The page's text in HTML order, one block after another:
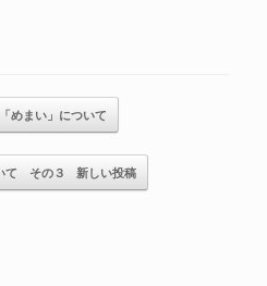
「めまい」について
て その３ 新しい投稿